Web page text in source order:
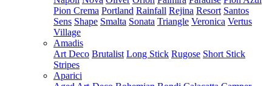
Pion Crema Portland Rainfall Rejina Resort Santos
Sens Shape Smalta Sonata Triangle Veronica Vertus
Village
Amadis
Art Deco Brutalist Long Stick Rugose Short Stick
Stripes
Aparici